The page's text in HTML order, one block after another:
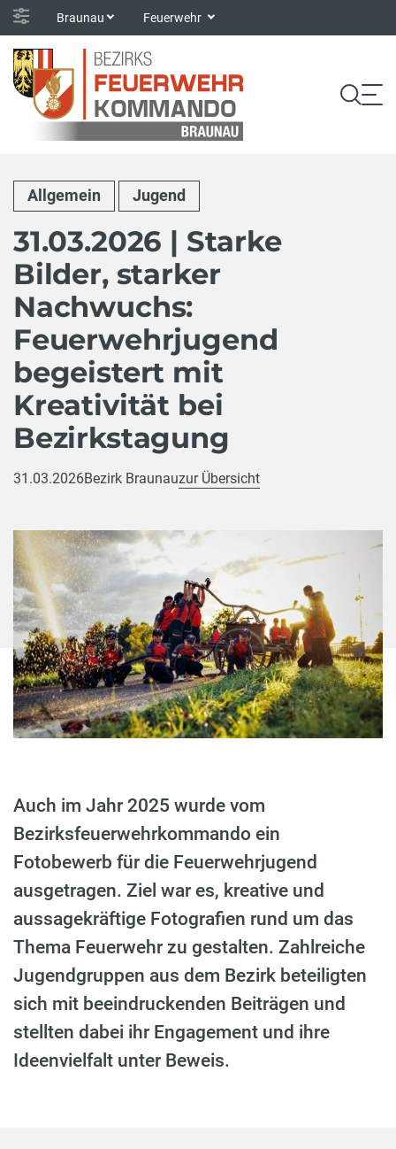
Braunau Feuerwehr
Allgemein Jugend
31.03.2026 | Starke
Bilder, starker
Nachwuchs:
Feuerwehrjugend
begeistert mit
Kreativität bei
Bezirkstagung
31.03.2026Bezirk Braunauzur Übersicht
Auch im Jahr 2025 wurde vom
Bezirksfeuerwehrkommando ein
Fotobewerb für die Feuerwehrjugend
ausgetragen. Ziel war es, kreative und
aussagekräftige Fotografien rund um das
Thema Feuerwehr zu gestalten. Zahlreiche
Jugendgruppen aus dem Bezirk beteiligten
sich mit beeindruckenden Beiträgen und
stellten dabei ihr Engagement und ihre
Ideenvielfalt unter Beweis.